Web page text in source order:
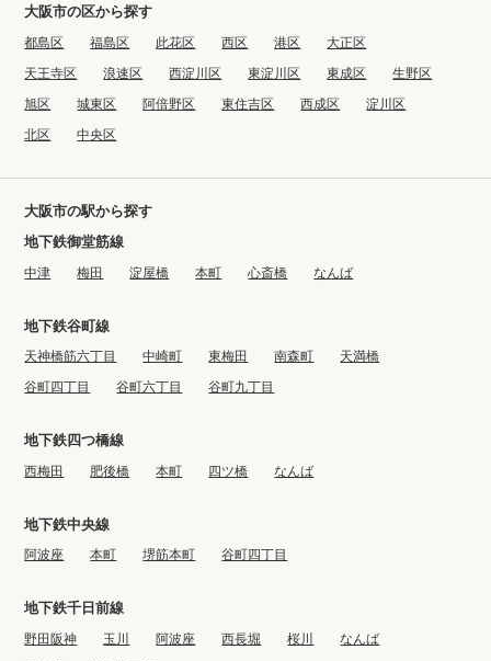
大阪市の区から探す
都島区 福島区 此花区 西区 港区
大正区
天王寺区
浪速区 西淀川区 東淀川区 東成区
生野区
旭区
城東区 阿倍野区 東住吉区 西成区
淀川区
北区
中央区
大阪市の駅から探す
地下鉄御堂筋線
中津 梅田 淀屋橋 本町 心斎橋 なんば
地下鉄谷町線
天神橋筋六丁目 中崎町 東梅田 南森町
天満橋
谷町四丁目
谷町六丁目 谷町九丁目
地下鉄四つ橋線
西梅田 肥後橋 本町 四ツ橋 なんば
地下鉄中央線
阿波座 本町 堺筋本町 谷町四丁目
地下鉄千日前線
野田阪神 玉川 阿波座 西長堀 桜川
なんば